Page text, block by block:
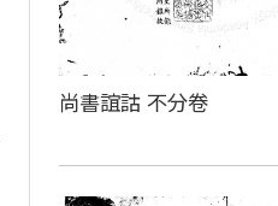
尚書誼詁 不分卷